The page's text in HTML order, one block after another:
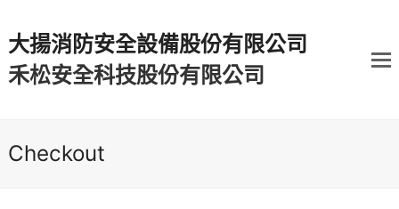
大揚消防安全設備股份有限公司
禾松安全科技股份有限公司
Checkout